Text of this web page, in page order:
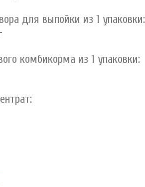
для выпойки из 1 упаковки:
комбикорма из 1 упаковки: